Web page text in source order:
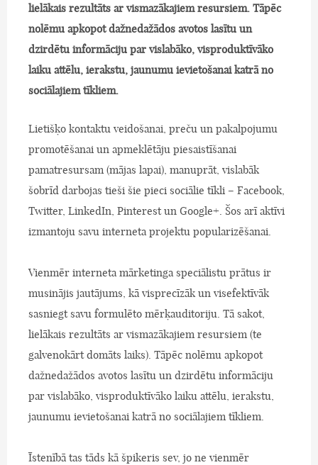
lielākais rezultāts ar vismazākajiem resursiem. Tāpēc
nolēmu apkopot dažnedažādos avotos lasītu un
dzirdētu informāciju par vislabāko, visproduktīvāko
laiku attēlu, ierakstu, jaunumu ievietošanai katrā no
sociālajiem tīkliem.
Lietišķo kontaktu veidošanai, preču un pakalpojumu
promotēšanai un apmeklētāju piesaistīšanai
pamatresursam (mājas lapai), manuprāt, vislabāk
šobrīd darbojas tieši šie pieci sociālie tīkli – Facebook,
Twitter, LinkedIn, Pinterest un Google+. Šos arī aktīvi
izmantoju savu interneta projektu popularizēšanai.
Vienmēr interneta mārketinga speciālistu prātus ir
musinājis jautājums, kā visprecīzāk un visefektīvāk
sasniegt savu formulēto mērķauditoriju. Tā sakot,
lielākais rezultāts ar vismazākajiem resursiem (te
galvenokārt domāts laiks). Tāpēc nolēmu apkopot
dažnedažādos avotos lasītu un dzirdētu informāciju
par vislabāko, visproduktīvāko laiku attēlu, ierakstu,
jaunumu ievietošanai katrā no sociālajiem tīkliem.
Īstenībā tas tāds kā špikeris sev, jo ne vienmēr